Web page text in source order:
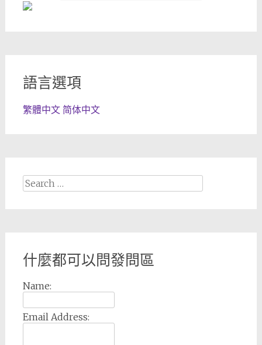
語言選項
繁體中文 简体中文
Search
什麼都可以問發問區
Name:
Email Address: